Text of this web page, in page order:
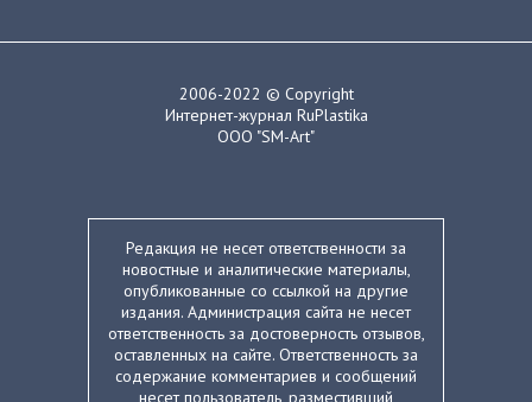
2006-2022 © Copyright
Интернет-журнал RuPlastika
ООО "SM-Art"
Редакция не несет ответственности за
новостные и аналитические материалы,
опубликованные со ссылкой на другие
издания. Администрация сайта не несет
ответственность за достоверность отзывов,
оставленных на сайте. Ответственность за
содержание комментариев и сообщений
несет пользователь, разместивший